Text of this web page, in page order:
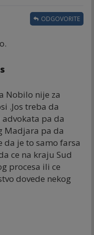
ODGOVORITE
Nobilo nije za
.Jos treba da
pa da
Madjara pa da
je to samo farsa
ce na kraju Sud
procesa ili ce
dovede nekog